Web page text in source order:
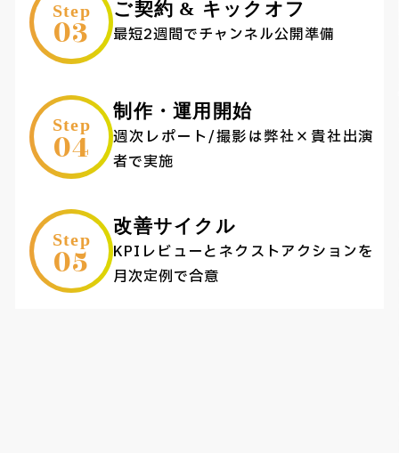
Step
03
ご契約 & キックオフ
最短2週間でチャンネル公開準備
Step
04
制作・運用開始
週次レポート/撮影は弊社×貴社出演
者で実施
Step
05
改善サイクル
KPIレビューとネクストアクションを
月次定例で合意